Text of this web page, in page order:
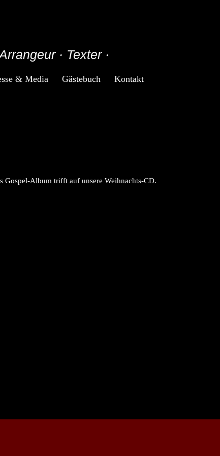
· Texter ·
& Media Gästebuch Kontakt
Gospel-Album trifft auf unsere Weihnachts-CD.